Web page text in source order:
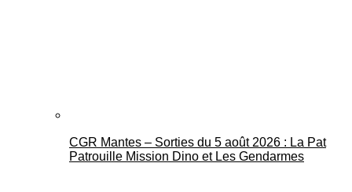
CGR Mantes – Sorties du 5 août 2026 : La Pat
Patrouille Mission Dino et Les Gendarmes